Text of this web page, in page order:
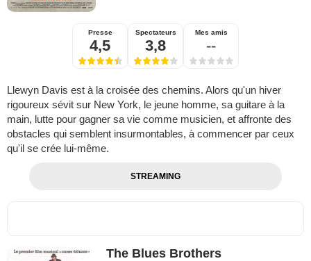
Presse
4,5
Spectateurs
3,8
Mes amis
--
Llewyn Davis est à la croisée des chemins. Alors qu'un hiver
rigoureux sévit sur New York, le jeune homme, sa guitare à la
main, lutte pour gagner sa vie comme musicien, et affronte des
obstacles qui semblent insurmontables, à commencer par ceux
qu'il se crée lui-même.
STREAMING
The Blues Brothers